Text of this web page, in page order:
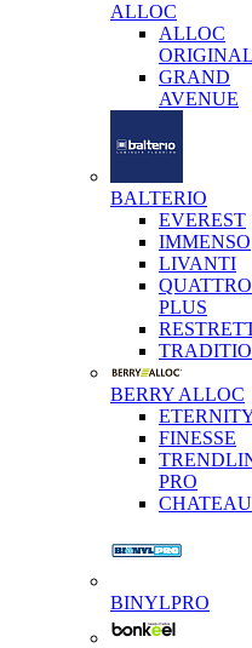
ALLOC
ALLOC
ORIGINAL
GRAND
AVENUE
BALTERIO
EVEREST
IMMENSO
LIVANTI
QUATTRO
PLUS
BERRY ALLOC
FINESSE
PRO
CHATEAU
BINYLPRO